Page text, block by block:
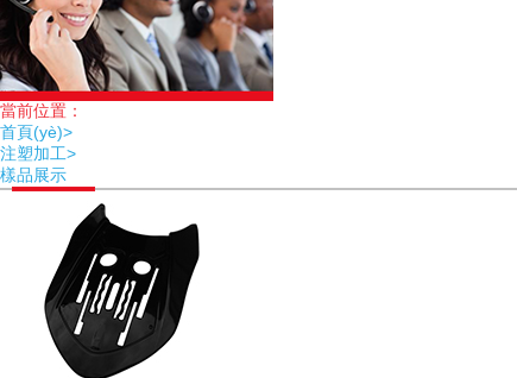
當前位置：
首頁(yè)>
注塑加工>
樣品展示